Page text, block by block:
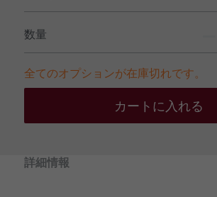
数量
全てのオプションが在庫切れです。
カートに入れる
詳細情報